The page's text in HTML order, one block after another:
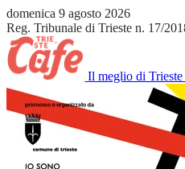
domenica 9 agosto 2026
Reg. Tribunale di Trieste n. 17/
Il meglio di